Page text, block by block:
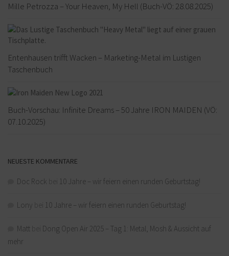
Mille Petrozza – Your Heaven, My Hell (Buch-VÖ: 28.08.2025)
Entenhausen trifft Wacken – Marketing-Metal im Lustigen
Taschenbuch
Buch-Vorschau: Infinite Dreams – 50 Jahre IRON MAIDEN (VÖ:
07.10.2025)
NEUESTE KOMMENTARE
Doc Rock 10 Jahre – wir feiern einen runden Geburtstag!
Lony 10 Jahre – wir feiern einen runden Geburtstag!
Matt
Dong Open Air 2025 – Tag 1: Metal, Mosh & Aussicht auf
mehr